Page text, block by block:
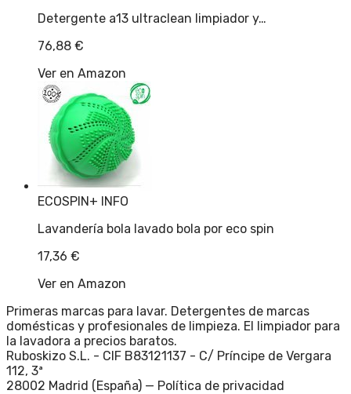
Detergente a13 ultraclean limpiador y…
76,88 €
Ver en Amazon
ECOSPIN+ INFO
Lavandería bola lavado bola por eco spin
17,36 €
Ver en Amazon
Primeras marcas para lavar. Detergentes de marcas
domésticas y profesionales de limpieza. El limpiador para
la lavadora a precios baratos.
Ruboskizo S.L. - CIF B83121137 - C/ Príncipe de Vergara
112, 3ª
28002 Madrid (España) — Política de privacidad